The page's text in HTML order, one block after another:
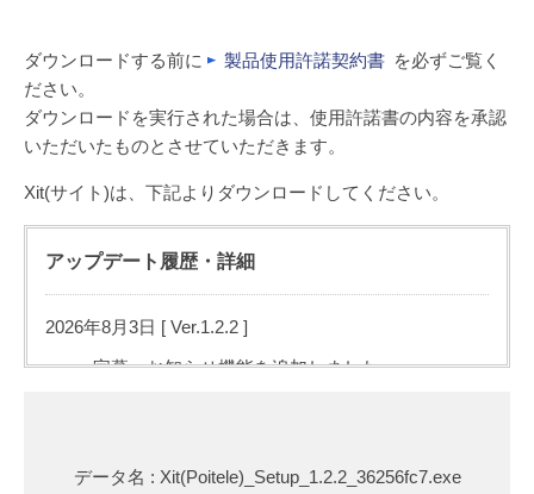
ダウンロードする前に 製品使用許諾契約書 を必ずご覧く
ださい。
ダウンロードを実行された場合は、使用許諾書の内容を承認
いただいたものとさせていただきます。
Xit(サイト)は、下記よりダウンロードしてください。
アップデート履歴・詳細
2026年8月3日 [ Ver.1.2.2 ]
字幕、お知らせ機能を追加しました。
2026年6月22日 [ Ver.1.1.5ダウンロード]
データ名 : Xit(Poitele)_Setup_1.2.2_36256fc7.exe